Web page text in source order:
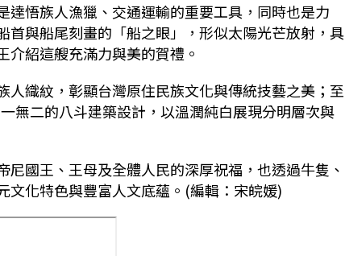
悟族人漁獵、交通運輸的重要工具，同時也是力
與船尾刻畫的「船之眼」，形似太陽光芒放射，具
紹這艘充滿力與美的賀禮。
織紋，彰顯台灣原住民族文化與傳統技藝之美；至
無二的八斗建築設計，以溫潤純白展現分明層次與
國王、王母及全體人民的深厚祝福，也透過牛隻、
文化特色與豐富人文底蘊。(編輯：宋皖媛)